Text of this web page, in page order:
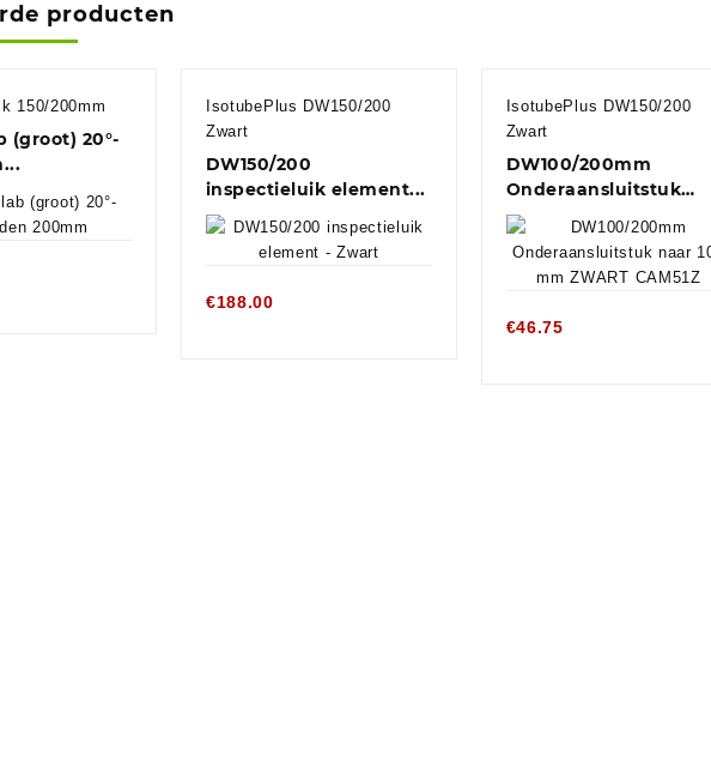
producten
150/200mm
(groot) 20°-
IsotubePlus DW150/200
Zwart
DW150/200
inspectieluik element...
€188.00
IsotubePlus DW150/200
Zwart
DW100/200mm
Onderaansluitstuk
naar...
€46.75